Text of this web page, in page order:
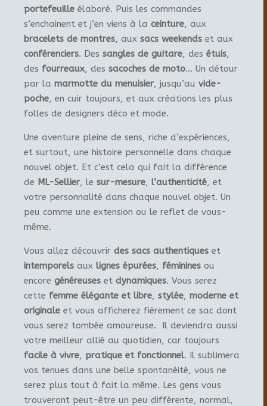
portefeuille élaboré. Puis les commandes
s’enchainent et j’en viens à la ceinture, aux
bracelets de montres, aux sacs weekends et aux
conférenciers. Des sangles de guitare, des étuis,
des fourreaux, des sacoches de moto… Un détour
par la marmotte du menuisier, jusqu’au vide-
poche, en cuir toujours, et aux créations les plus
folles de designers déco et mode.
Une aventure pleine de sens, riche d’expériences,
et surtout, une histoire personnelle dans chaque
nouvel objet. Et c’est cela qui fait la différence
de ML-Sellier, le sur-mesure, l’authenticité, et
votre personnalité dans chaque nouvel objet. Un
peu comme une extension ou le reflet de vous-
même.
Vous allez découvrir des sacs authentiques et
intemporels aux lignes épurées, féminines ou
encore généreuses et dynamiques. Vous serez
cette femme élégante et libre, stylée, moderne et
originale et vous afficherez fièrement ce sac dont
vous serez tombée amoureuse. Il deviendra aussi
votre meilleur allié au quotidien, car toujours
facile à vivre, pratique et fonctionnel. Il sublimera
vos tenues dans une belle spontanéité, vous ne
serez plus tout à fait la même. Les gens vous
trouveront peut-être un peu différente, normal,